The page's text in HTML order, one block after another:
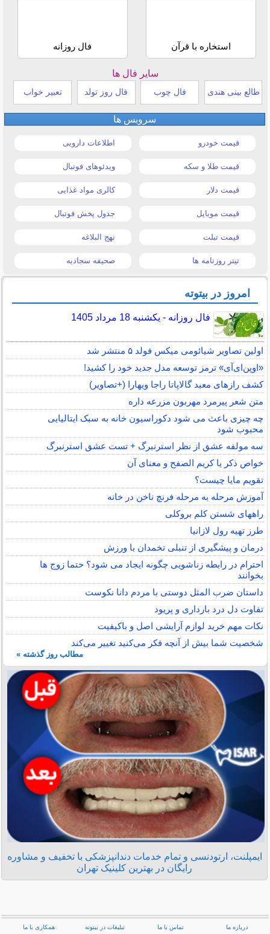
استخاره با قرآن فال روزانه
سایر فال ها
طالع بینی هندی فال چوب فال روز تولد تعبیر خواب
سرویس ها
قیمت خودرو اطلاعات دارویی
قیمت طلا و سکه ویدئوهای فوتبال
قیمت دلار کالری مواد غذایی
قیمت موبایل جدول پخش فوتبال
قیمت تبلت نهج البلاغه
تیتر روزنامه ها صحیفه سجادیه
امروز در بیتوته
فال روزانه - یکشنبه 18 مرداد 1405
اولین تصاویر شیائومی میکس فولد ۵ منتشر شد
«اوپن‌ای‌آی» ترمز توسعه مدل جدید خود را کشید!
کشف رازهای معبد گالاپاتا راجا ویهارا (+تصاویر)
متن شعر پیرمرد مهربون مزرعه داره
چه چیزی باعث می شود دکوراسیون خانه به سبک ایتالیایی
محبوب شود
سه مولفه عشق از نظر استرنبرگ + تست عشق استرنبرگ
خواص ذکر یا کریم الصفح و معنای آن
تقویم مایا چیست؟
آموزش مرحله به مرحله فرنچ ناخن در خانه
راههای شستن کلم بروکلی
طرز تهیه رول لازانیا
درمان و پیشگیری از تنبلی تخمدان با ورزش
احترام در رابطه زناشویی چگونه ایجاد می شود؟ حتما زوج ها
بخوانند
داستان ضرب المثل دوستی با مردم دانا نكوست
تفاوت دل درد بارداری و پریود
نکات مهم خرید لوازم آرایشی اصل و باکیفیت
شخصیت شما بیش از آنچه فکر می‌کنید تغییر می‌کند
مطالب روز گذشته »
ایمپلنت، ارتودنسی و تمام خدمات دندانپزشکی با تخفیف و مشاوره
رایگان در بهترین کلینیک تهران
درباره ما تماس با ما تبلیغات در بیتوته همکاری با ما